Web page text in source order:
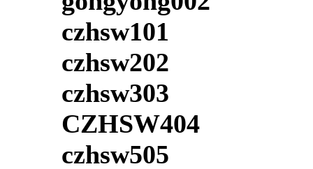
czhsw101
czhsw202
czhsw303
CZHSW404
czhsw505